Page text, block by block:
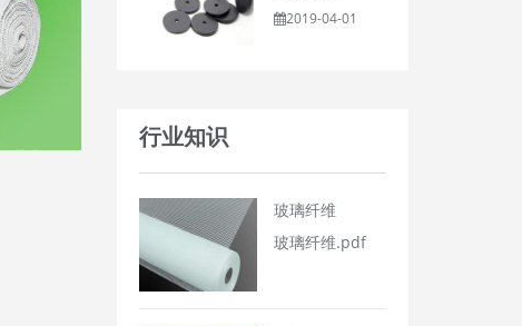
2019-04-01
行业知识
玻璃纤维
玻璃纤维.pdf